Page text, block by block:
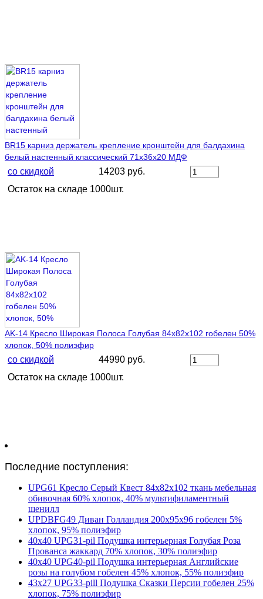
BR15 карниз держатель крепление кронштейн для балдахина
белый настенный классический 71х36х20 МДФ
со скидкой
14203 руб.
Остаток на складе 1000шт.
AK-14 Кресло Широкая Полоса Голубая 84х82х102 гобелен 50%
хлопок, 50% полиэфир
со скидкой
44990 руб.
Остаток на складе 1000шт.
Последние поступления:
UPG61 Кресло Серый Квест 84х82х102 ткань мебельная
обивочная 60% хлопок, 40% мультифиламентный
шенилл
UPDBFG49 Диван Голландия 200х95х96 гобелен 5%
хлопок, 95% полиэфир
40х40 UPG31-pil Подушка интерьерная Голубая Роза
Прованса жаккард 70% хлопок, 30% полиэфир
40х40 UPG40-pil Подушка интерьерная Английские
розы на голубом гобелен 45% хлопок, 55% полиэфир
43х27 UPG33-pill Подушка Сказки Персии гобелен 25%
хлопок, 75% полиэфир